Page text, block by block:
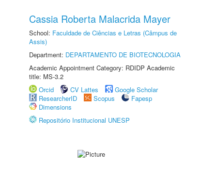
Cassia Roberta Malacrida Mayer
School: Faculdade de Ciências e Letras (Câmpus de
Assis)
Department: DEPARTAMENTO DE BIOTECNOLOGIA
Academic Appointment Category: RDIDP Academic
title: MS-3.2
Orcid
CV Lattes
Google Scholar
ResearcherID
Scopus
Fapesp
Dimensions
Repositório Institucional UNESP